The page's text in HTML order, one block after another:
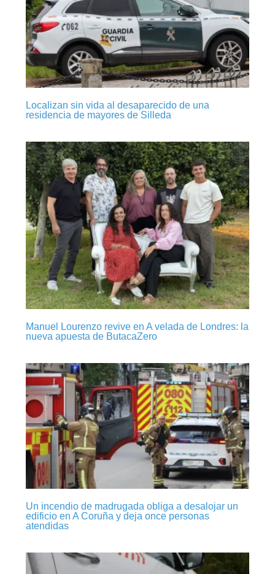
Localizan sin vida al desaparecido de una
residencia de mayores de Silleda
Manuel Lourenzo revive en A velada de Londres: la
nueva apuesta de ButacaZero
Un incendio de madrugada obliga a desalojar un
edificio en A Coruña y deja once personas
atendidas